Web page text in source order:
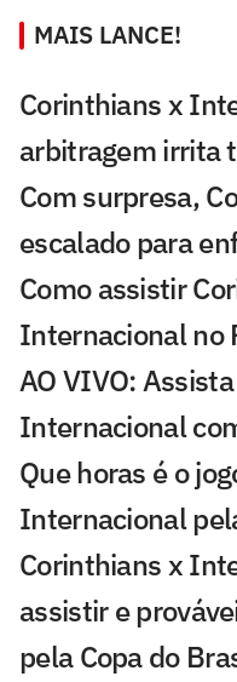
MAIS LANCE!
Corinthians x
arbitragem irrita
Com surpresa,
escalado para
Como assistir
Internacional no
AO VIVO:
Internacional
Que horas é o
Internacional
Corinthians x
assistir e
pela Copa do